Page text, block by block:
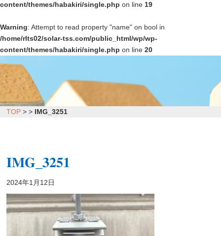
content/themes/habakiri/single.php on line 19
Warning: Attempt to read property "name" on bool in
/home/rlts02/solar-tss.com/public_html/wp/wp-
content/themes/habakiri/single.php on line 20
TOP >> IMG_3251
IMG_3251
2024年1月12日